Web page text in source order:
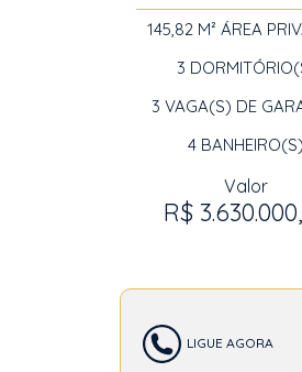
145,82 M² ÁREA
3
3 VAGA(S) DE
4 BANHEIRO(S)
Valor
R$
LIGUE AGORA